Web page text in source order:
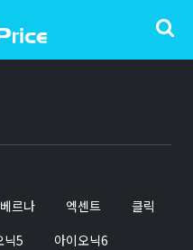
베르나 엑센트
클릭
닉5
아이오닉6